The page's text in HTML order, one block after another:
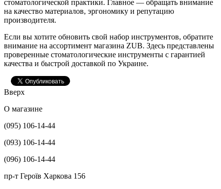
стоматологической практики. Главное — обращать внимание
на качество материалов, эргономику и репутацию
производителя.
Если вы хотите обновить свой набор инструментов, обратите
внимание на ассортимент магазина ZUB. Здесь представлены
проверенные стоматологические инструменты с гарантией
качества и быстрой доставкой по Украине.
Вверх
О магазине
(095) 106-14-44
(093) 106-14-44
(096) 106-14-44
пр-т Героїв Харкова 156